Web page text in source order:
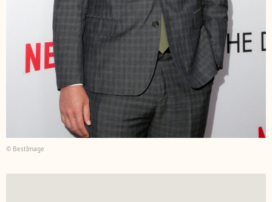
© BestImage